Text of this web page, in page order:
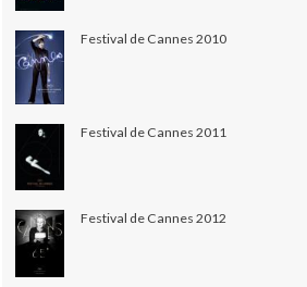
Festival de Cannes 2010
Festival de Cannes 2011
Festival de Cannes 2012